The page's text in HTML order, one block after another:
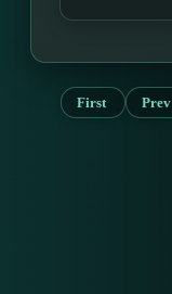
First Prev